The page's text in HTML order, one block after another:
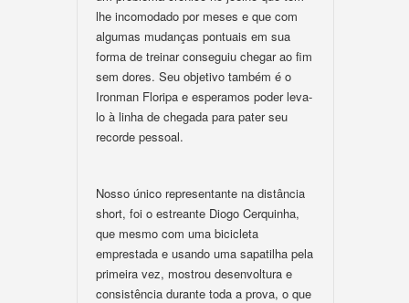
lhe incomodado por meses e que com
algumas mudanças pontuais em sua
forma de treinar conseguiu chegar ao fim
sem dores. Seu objetivo também é o
Ironman Floripa e esperamos poder leva-
lo à linha de chegada para pater seu
recorde pessoal.
Nosso único representante na distância
short, foi o estreante Diogo Cerquinha,
que mesmo com uma bicicleta
emprestada e usando uma sapatilha pela
primeira vez, mostrou desenvoltura e
consistência durante toda a prova, o que